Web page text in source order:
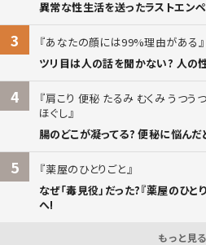
異常な性生活を送ったラストエン
3
あなたの顔には99%理由がある
ツリ目は人の話を聞かない? 人の
4
肩こり 便秘 たるみ むくみ うつう
ほぐし
腸のどこが凝ってる? 便秘に悩んだ
5
薬屋のひとりごと
なぜ「毒見役」だった?『薬屋のひ
へ!
もっと見る